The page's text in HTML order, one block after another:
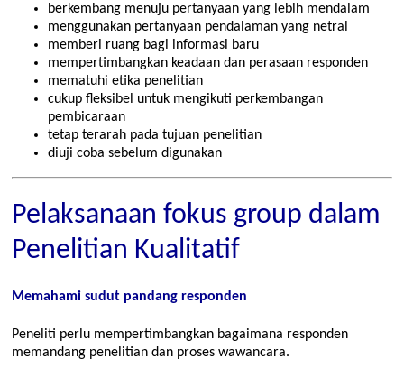
berkembang menuju pertanyaan yang lebih mendalam
menggunakan pertanyaan pendalaman yang netral
memberi ruang bagi informasi baru
mempertimbangkan keadaan dan perasaan responden
mematuhi etika penelitian
cukup fleksibel untuk mengikuti perkembangan
pembicaraan
tetap terarah pada tujuan penelitian
diuji coba sebelum digunakan
Pelaksanaan fokus group dalam
Penelitian Kualitatif
Memahami sudut pandang responden
Peneliti perlu mempertimbangkan bagaimana responden
memandang penelitian dan proses wawancara.